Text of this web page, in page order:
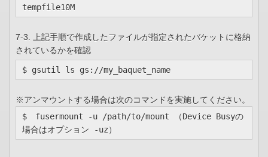
tempfile10M
7-3. 上記手順で作成したファイルが指定されたバケットに格納
されているかを確認
$ gsutil ls gs://my_baquet_name
※アンマウントする場合は次のコマンドを実施してください。
$　fusermount -u /path/to/mount （Device Busyの
場合はオプション -uz）